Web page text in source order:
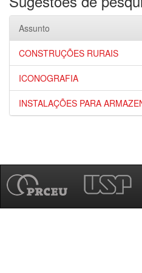
Assunto
CONSTRUÇÕES RURAIS
ICONOGRAFIA
INSTALAÇÕES PARA